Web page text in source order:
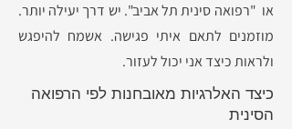
או "רפואה סינית תל אביב". יש דרך יעילה יותר.
מוזמנים לתאם איתי פגישה. אשמח להיפגש
ולראות כיצד אני יכול לעזור.
כיצד האלרגיות מאובחנות לפי הרפואה
הסינית